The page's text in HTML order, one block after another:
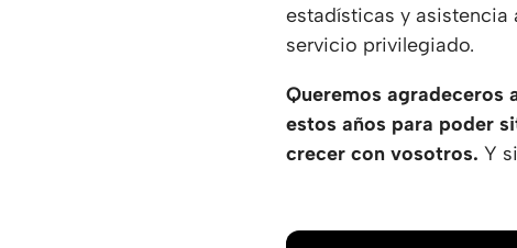
estadísticas y asistencia
servicio privilegiado.
Queremos agradeceros
estos años para poder
crecer con vosotros. Y